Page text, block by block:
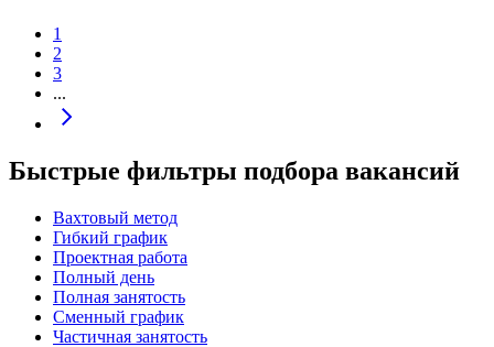
1
2
3
...
Быстрые фильтры подбора вакансий
Вахтовый метод
Гибкий график
Проектная работа
Полный день
Полная занятость
Сменный график
Частичная занятость